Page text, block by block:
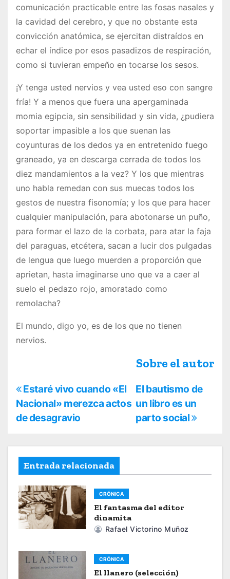
comunicación practicable entre las fosas nasales y
la cavidad del cerebro, y que no obstante esta
convicción anatómica, se ejercitan distraídos en
echar el índice por esos pasadizos de respiración,
como si tuvieran empeño en tocarse los sesos.
¡Y tenga usted nervios y vea usted eso con sangre
fría! Y a menos que fuera una apergaminada
momia egipcia, sin sensibilidad y sin vida, ¿pudiera
soportar impasible a los que suenan las
coyunturas de los dedos ya en entretenido fuego
graneado, ya en descarga cerrada de todos los
diez mandamientos a la vez? Y los que mientras
uno habla remedan con sus muecas todos los
gestos de nuestra fisonomía; y los que para hacer
cualquier manipulación, para abotonarse un puño,
para formar el lazo de la corbata, para atar la faja
del paraguas, etcétera, sacan a lucir dos pulgadas
de lengua que luego muerden a proporción que
aprietan, hasta imaginarse uno que va a caer al
suelo el pedazo rojo, amoratado como
remolacha?
El mundo, digo yo, es de los que no tienen
nervios.
Sobre el autor
N
a
e
g
a
c
ó
El bautismo de
un libro es un
parto social
Estaré vivo cuando «El
Nacional» merezca actos
de desagravio
Entrada relacionada
CRÓNICA
El fantasma del editor
dinamita
Rafael Victorino Muñoz
CRÓNICA
El llanero (selección)